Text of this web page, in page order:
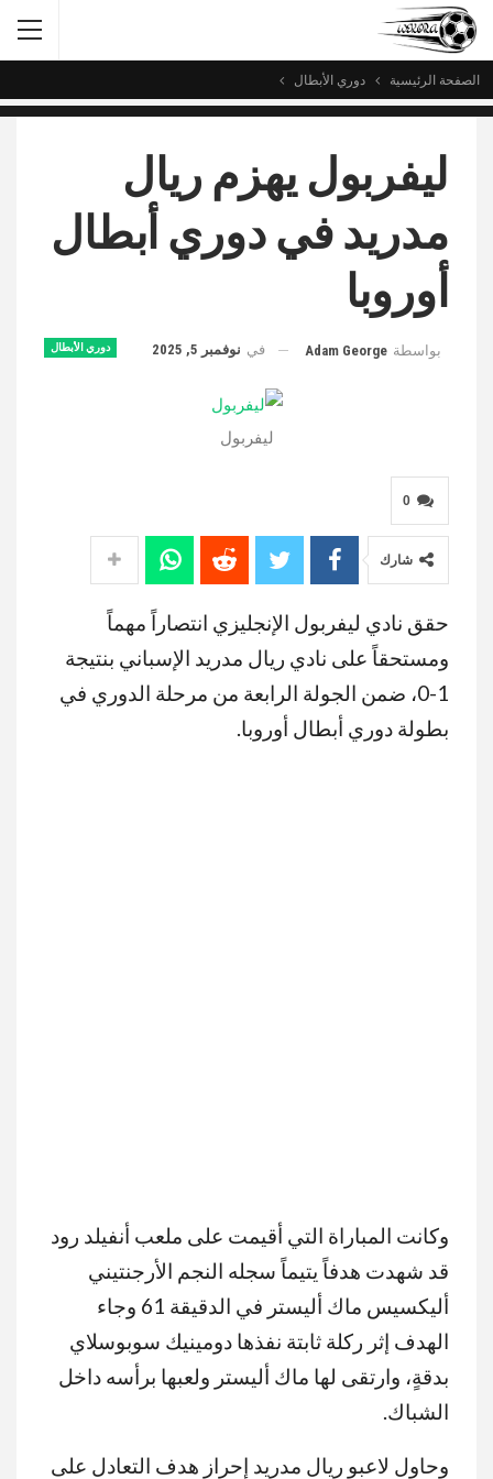
الصفحة الرئيسية دوري الأبطال
ليفربول يهزم ريال
مدريد في دوري أبطال
أوروبا
دوري الأبطال بواسطة Adam George في نوفمبر 5, 2025
ليفربول
0
شارك
حقق نادي ليفربول الإنجليزي انتصاراً مهماً
ومستحقاً على نادي ريال مدريد الإسباني بنتيجة
1-0، ضمن الجولة الرابعة من مرحلة الدوري في
بطولة دوري أبطال أوروبا.
وكانت المباراة التي أقيمت على ملعب أنفيلد رود
قد شهدت هدفاً يتيماً سجله النجم الأرجنتيني
أليكسيس ماك أليستر في الدقيقة 61 وجاء
الهدف إثر ركلة ثابتة نفذها دومينيك سوبوسلاي
بدقةٍ، وارتقى لها ماك أليستر ولعبها برأسه داخل
الشباك.
وحاول لاعبو ريال مدريد إحراز هدف التعادل على